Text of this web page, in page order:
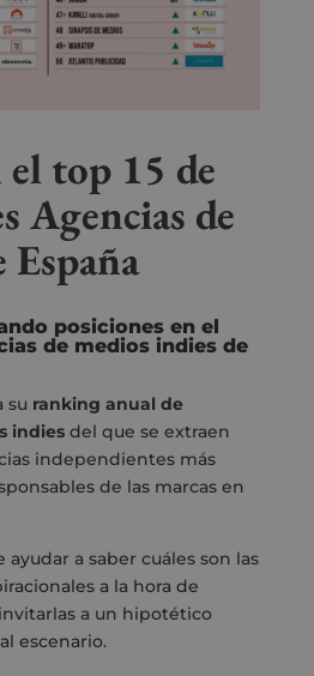
el top 15 de
Agencias de
España
posiciones en el
de medios indies de
su ranking anual de
indiesdel que se extraen
independientes más
de las marcas en
a saber cuáles son las
a la hora de
a un hipotético
escenario.